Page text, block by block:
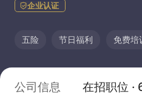
企业认证
五险 节日福利 免费培
公司信息 在招职位 ·